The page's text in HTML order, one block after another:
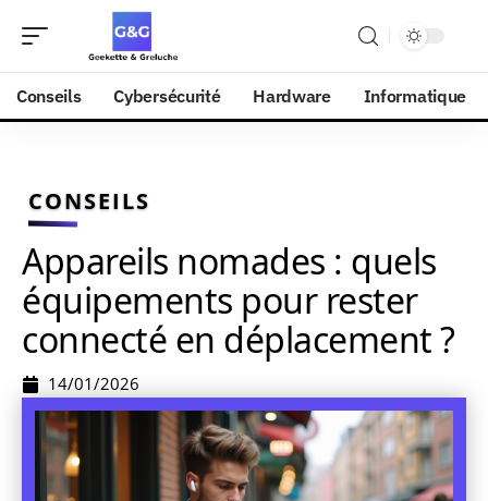
Conseils Cybersécurité Hardware Informatique
CONSEILS
Appareils nomades : quels
équipements pour rester
connecté en déplacement ?
14/01/2026